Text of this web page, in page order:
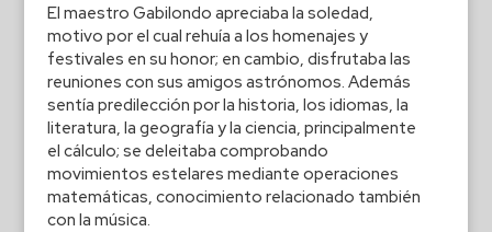
El maestro Gabilondo apreciaba la soledad,
motivo por el cual rehuía a los homenajes y
festivales en su honor; en cambio, disfrutaba las
reuniones con sus amigos astrónomos. Además
sentía predilección por la historia, los idiomas, la
literatura, la geografía y la ciencia, principalmente
el cálculo; se deleitaba comprobando
movimientos estelares mediante operaciones
matemáticas, conocimiento relacionado también
con la música.